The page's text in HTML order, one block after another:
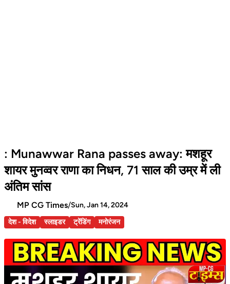
: Munawwar Rana passes away: मशहूर
शायर मुनव्वर राणा का निधन, 71 साल की उम्र में ली
अंतिम सांस
MP CG Times/Sun, Jan 14, 2024
देश - विदेश
स्लाइडर ट्रेंडिंग मनोरंजन